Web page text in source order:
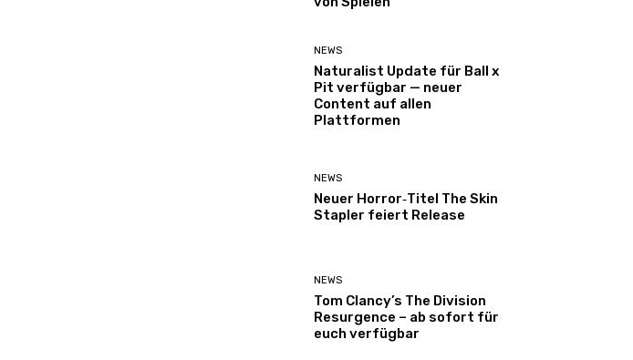
NEWS
Naturalist Update für Ball x
Pit verfügbar — neuer
Content auf allen
Plattformen
NEWS
Neuer Horror‑Titel The Skin
Stapler feiert Release
NEWS
Tom Clancy’s The Division
Resurgence – ab sofort für
euch verfügbar